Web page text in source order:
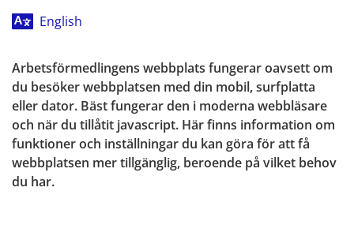
English
Arbetsförmedlingens webbplats fungerar oavsett om
du besöker webbplatsen med din mobil, surfplatta
eller dator. Bäst fungerar den i moderna webbläsare
och när du tillåtit javascript. Här finns information om
funktioner och inställningar du kan göra för att få
webbplatsen mer tillgänglig, beroende på vilket behov
du har.